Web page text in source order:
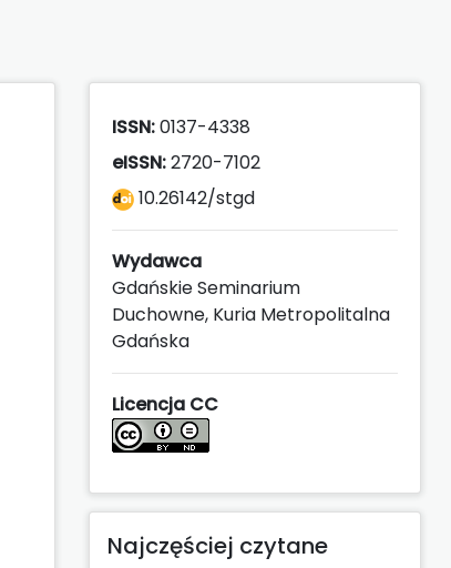
ISSN:0137-4338
eISSN:2720-7102
10.26142/stgd
Wydawca
Gdańskie Seminarium
Duchowne, Kuria Metropolitalna
Gdańska
Licencja CC
Najczęściej czytane